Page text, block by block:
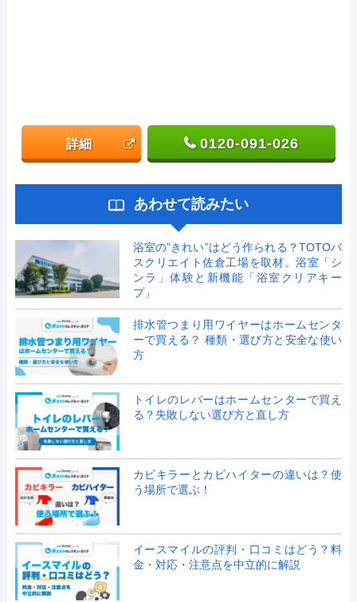
詳細 0120-091-026
あわせて読みたい
浴室の”きれい”はどう作られる？TOTOバ
スクリエイト佐倉工場を取材。浴室「シ
ンラ」体験と新機能「浴室クリアキー
プ」
排水管つまり用ワイヤーはホームセンタ
ーで買える？ 種類・選び方と安全な使い
方
トイレのレバーはホームセンターで買え
る？失敗しない選び方と直し方
カビキラーとカビハイターの違いは？使
う場所で選ぶ！
イースマイルの評判・口コミはどう？料
金・対応・注意点を中立的に解説